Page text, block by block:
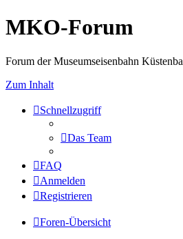
MKO-Forum
Forum der Museumseisenbahn
Zum Inhalt
Schnellzugriff
Das Team
FAQ
Anmelden
Registrieren
Foren-Übersicht